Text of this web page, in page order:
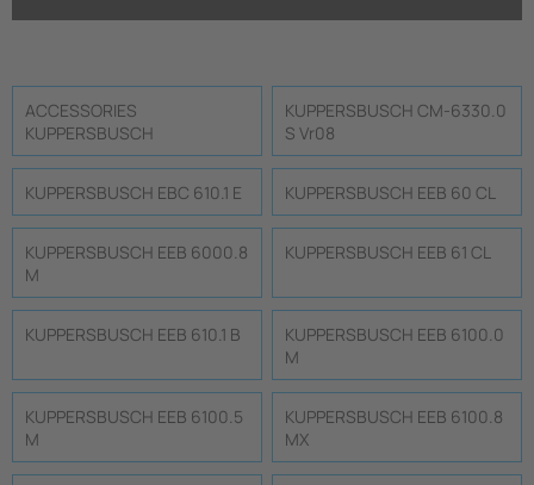
ACCESSORIES
KUPPERSBUSCH
KUPPERSBUSCH CM-6330.0
S Vr08
KUPPERSBUSCH EBC 610.1 E KUPPERSBUSCH EEB 60 CL
KUPPERSBUSCH EEB 6000.8
M
KUPPERSBUSCH EEB 61 CL
KUPPERSBUSCH EEB 610.1 B
KUPPERSBUSCH EEB 6100.0
M
KUPPERSBUSCH EEB 6100.5
M
KUPPERSBUSCH EEB 6100.8
MX